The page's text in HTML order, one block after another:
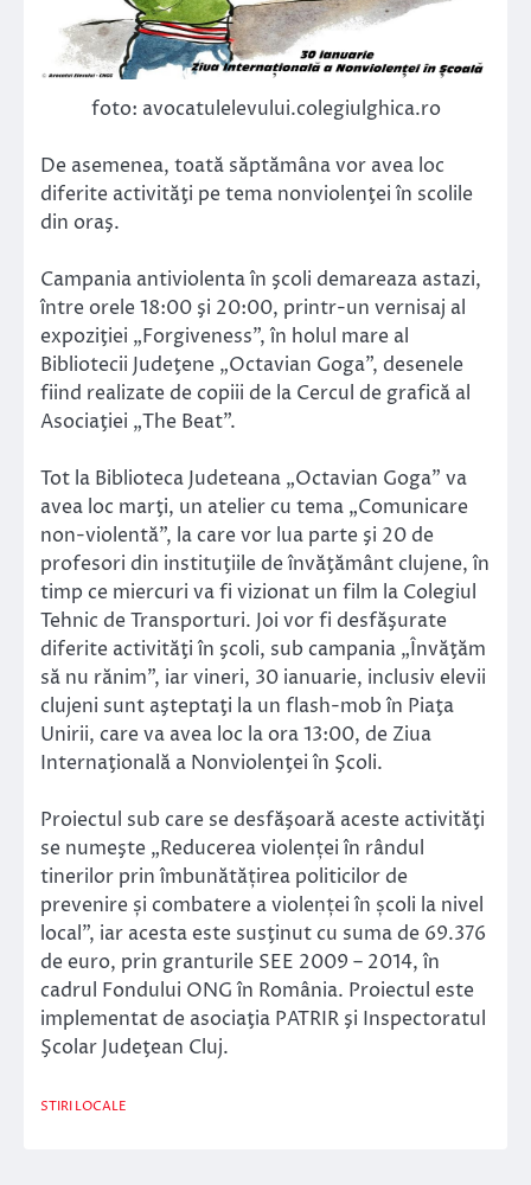
foto: avocatulelevului.colegiulghica.ro
De asemenea, toată săptămâna vor avea loc
diferite activităţi pe tema nonviolenţei în scolile
din oraş.
Campania antiviolenta în şcoli demareaza astazi,
între orele 18:00 şi 20:00, printr-un vernisaj al
expoziţiei „Forgiveness”, în holul mare al
Bibliotecii Judeţene „Octavian Goga”, desenele
fiind realizate de copiii de la Cercul de grafică al
Asociaţiei „The Beat”.
Tot la Biblioteca Judeteana „Octavian Goga” va
avea loc marţi, un atelier cu tema „Comunicare
non-violentă”, la care vor lua parte şi 20 de
profesori din instituţiile de învăţământ clujene, în
timp ce miercuri va fi vizionat un film la Colegiul
Tehnic de Transporturi. Joi vor fi desfăşurate
diferite activităţi în şcoli, sub campania „Învăţăm
să nu rănim”, iar vineri, 30 ianuarie, inclusiv elevii
clujeni sunt aşteptaţi la un flash-mob în Piaţa
Unirii, care va avea loc la ora 13:00, de Ziua
Internaţională a Nonviolenţei în Şcoli.
Proiectul sub care se desfăşoară aceste activităţi
se numeşte „Reducerea violenței în rândul
tinerilor prin îmbunătățirea politicilor de
prevenire și combatere a violenței în școli la nivel
local”, iar acesta este susţinut cu suma de 69.376
de euro, prin granturile SEE 2009 – 2014, în
cadrul Fondului ONG în România. Proiectul este
implementat de asociaţia PATRIR şi Inspectoratul
Şcolar Judeţean Cluj.
STIRI LOCALE